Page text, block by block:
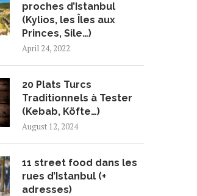
proches d’Istanbul
(Kylios, les Îles aux
Princes, Sile…)
April 24, 2022
20 Plats Turcs
Traditionnels à Tester
(Kebab, Köfte…)
August 12, 2024
11 street food dans les
rues d’Istanbul (+
adresses)